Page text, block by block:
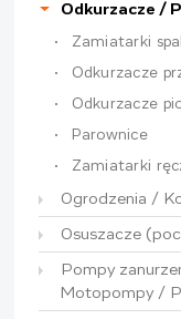
Odkurzacze /
Zamiatarki
Odkurzacze
Odkurzacze
Parownice
Zamiatarki
Ogrodzenia /
Osuszacze
Pompy
Motopompy /